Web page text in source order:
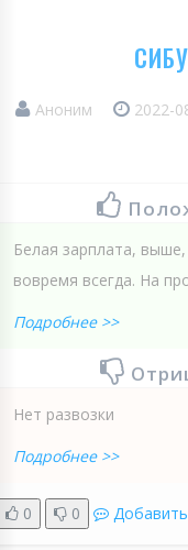
Аноним 2022-
Белая зарплата,
вовремя всегда. На
Подробнее >>
Нет развозки
Подробнее >>
0 0